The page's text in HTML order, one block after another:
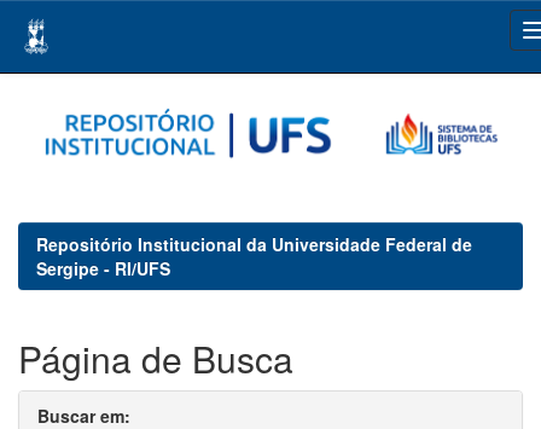
navigation
Repositório Institucional da Universidade Federal de
Sergipe - RI/UFS
Página de Busca
Buscar em: